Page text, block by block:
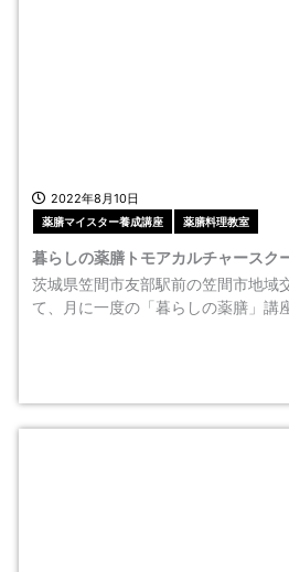
2022年8月10日
薬膳マイスター養成講座 薬膳料理教室
暮らしの薬膳トモアカルチャースク
茨城県笠間市友部駅前の笠間市地域
て、月に一度の「暮らしの薬膳」講